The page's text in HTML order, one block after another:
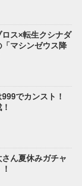
ロス×転生クシナダ
マシンゼウス降
でカンスト！
さん夏休みガチャ